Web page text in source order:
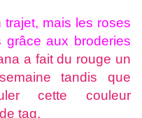
mais les roses
aux broderies
a fait du rouge un
tandis que
cette couleur
tag.